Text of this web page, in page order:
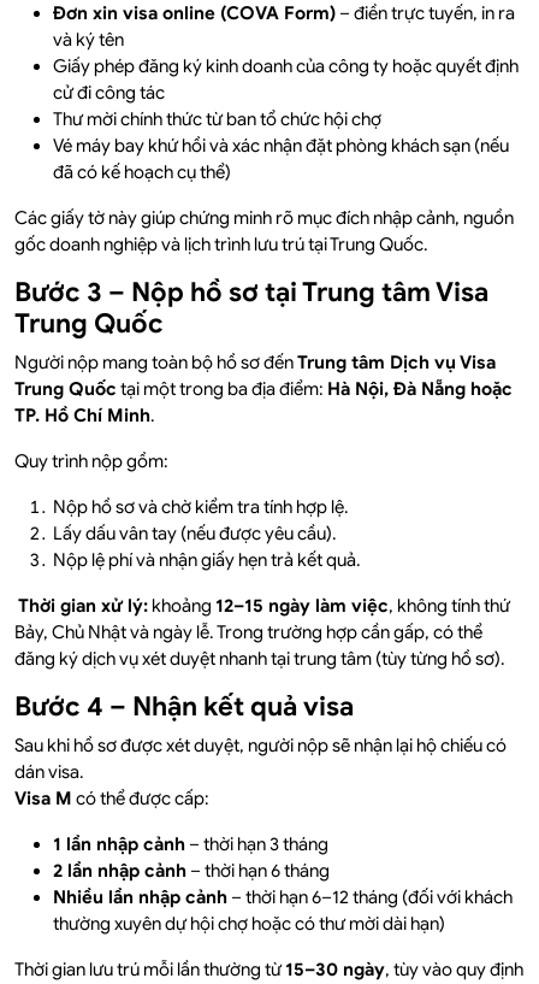
Đơn xin visa online (COVA Form) – điền trực tuyến, in ra
và ký tên
Giấy phép đăng ký kinh doanh của công ty hoặc quyết định
cử đi công tác
Thư mời chính thức từ ban tổ chức hội chợ
Vé máy bay khứ hồi và xác nhận đặt phòng khách sạn (nếu
đã có kế hoạch cụ thể)
Các giấy tờ này giúp chứng minh rõ mục đích nhập cảnh, nguồn
gốc doanh nghiệp và lịch trình lưu trú tại Trung Quốc.
Bước 3 – Nộp hồ sơ tại Trung tâm Visa
Trung Quốc
Người nộp mang toàn bộ hồ sơ đếnTrung tâm Dịch vụ Visa
Trung Quốc tại một trong ba địa điểm: Hà Nội, Đà Nẵng hoặc
TP. Hồ Chí Minh.
Quy trình nộp gồm:
Nộp hồ sơ và chờ kiểm tra tính hợp lệ.
Lấy dấu vân tay (nếu được yêu cầu).
Nộp lệ phí và nhận giấy hẹn trả kết quả.
Thời gian xử lý: khoảng 12–15 ngày làm việc, không tính thứ
Bảy, Chủ Nhật và ngày lễ. Trong trường hợp cần gấp, có thể
đăng ký dịch vụ xét duyệt nhanh tại trung tâm (tùy từng hồ sơ).
Bước 4 – Nhận kết quả visa
Sau khi hồ sơ được xét duyệt, người nộp sẽ nhận lại hộ chiếu có
dán visa.
Visa M có thể được cấp:
1 lần nhập cảnh – thời hạn 3 tháng
2 lần nhập cảnh – thời hạn 6 tháng
Nhiều lần nhập cảnh – thời hạn 6–12 tháng (đối với khách
thường xuyên dự hội chợ hoặc có thư mời dài hạn)
Thời gian lưu trú mỗi lần thường từ15–30 ngày, tùy vào quy định